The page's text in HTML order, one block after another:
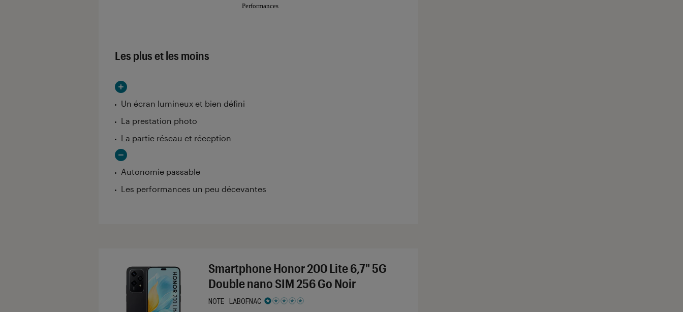
Les plus et les moins
Un écran lumineux et bien défini
La prestation photo
La partie réseau et réception
Autonomie passable
Les performances un peu décevantes
Smartphone Honor 200 Lite 6,7" 5G
Double nano SIM 256 Go Noir
NOTE LABOFNAC
Noté 1 étoiles sur 5